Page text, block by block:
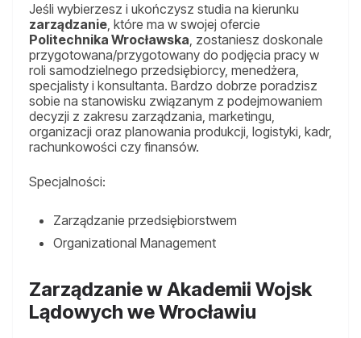
Jeśli wybierzesz i ukończysz studia na kierunku
zarządzanie, które ma w swojej ofercie
Politechnika Wrocławska, zostaniesz doskonale
przygotowana/przygotowany do podjęcia pracy w
roli samodzielnego przedsiębiorcy, menedżera,
specjalisty i konsultanta. Bardzo dobrze poradzisz
sobie na stanowisku związanym z podejmowaniem
decyzji z zakresu zarządzania, marketingu,
organizacji oraz planowania produkcji, logistyki, kadr,
rachunkowości czy finansów.
Specjalności:
Zarządzanie przedsiębiorstwem
Organizational Management
Zarządzanie w Akademii Wojsk
Lądowych we Wrocławiu